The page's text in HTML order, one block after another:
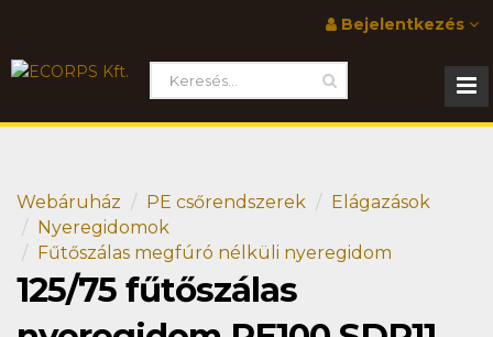
Bejelentkezés
Webáruház PE csőrendszerek
Elágazások
Nyeregidomok
Fűtőszálas megfúró nélküli nyeregidom
125/75 fűtőszálas